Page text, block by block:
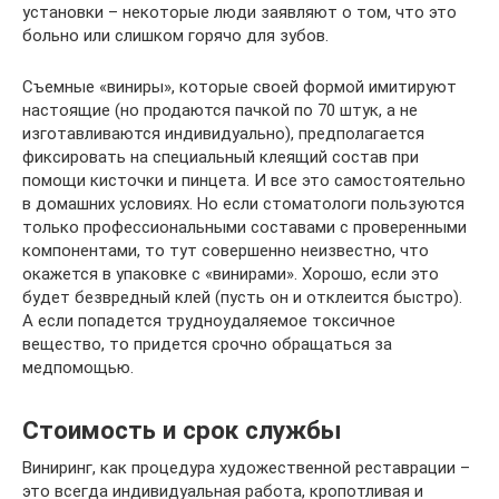
установки – некоторые люди заявляют о том, что это
больно или слишком горячо для зубов.
Съемные «виниры», которые своей формой имитируют
настоящие (но продаются пачкой по 70 штук, а не
изготавливаются индивидуально), предполагается
фиксировать на специальный клеящий состав при
помощи кисточки и пинцета. И все это самостоятельно
в домашних условиях. Но если стоматологи пользуются
только профессиональными составами с проверенными
компонентами, то тут совершенно неизвестно, что
окажется в упаковке с «винирами». Хорошо, если это
будет безвредный клей (пусть он и отклеится быстро).
А если попадется трудноудаляемое токсичное
вещество, то придется срочно обращаться за
медпомощью.
Стоимость и срок службы
Виниринг, как процедура художественной реставрации –
это всегда индивидуальная работа, кропотливая и